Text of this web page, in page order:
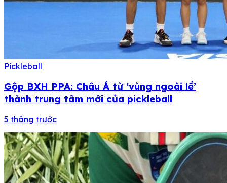
Pickleball
Gộp BXH PPA: Châu Á từ ‘vùng ngoài lề’
thành trung tâm mới của pickleball
5 tháng trước